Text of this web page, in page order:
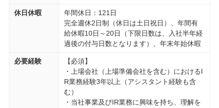
休日休暇
年間休日：121日
完全週休2日制（休日は土日祝日）、年間有
給休暇10日～20日（下限日数は、入社半年経
過後の付与日数となります）、年末年始休暇
必要経験
【必須】
・上場会社（上場準備会社を含む）におけるI
R業務経験3年以上（アシスタント経験も含
む）
・当社事業及びIR業務に興味を持ち、理解を